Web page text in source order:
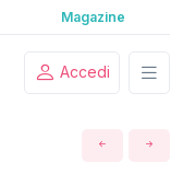
Magazine
Accedi